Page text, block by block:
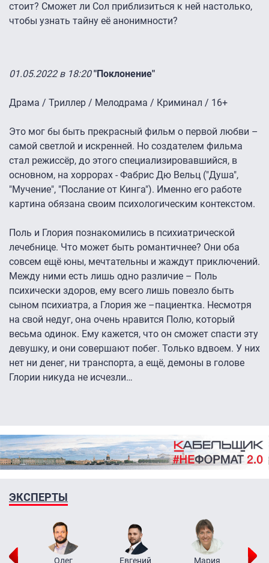
стоит? Сможет ли Сол приблизиться к ней настолько,
чтобы узнать тайну её анонимности?
01.05.2022 в 18:20 "Поклонение"
Драма / Триллер / Мелодрама / Криминал / 16+
Это мог бы быть прекрасный фильм о первой любви –
самой светлой и искренней. Но создателем фильма
стал режиссёр, до этого специализировавшийся, в
основном, на хоррорах - Фабрис Дю Вельц ("Душа",
"Мучение", "Послание от Кинга"). Именно его работе
картина обязана своим психологическим контекстом.
Поль и Глория познакомились в психиатрической
лечебнице. Что может быть романтичнее? Они оба
совсем ещё юны, мечтательны и жаждут приключений.
Между ними есть лишь одно различие – Поль
психически здоров, ему всего лишь повезло быть
сыном психиатра, а Глория же –пациентка. Несмотря
на свой недуг, она очень нравится Полю, который
весьма одинок. Ему кажется, что он сможет спасти эту
девушку, и они совершают побег. Только вдвоем. У них
нет ни денег, ни транспорта, а ещё, демоны в голове
Глории никуда не исчезли…
ЭКСПЕРТЫ
Олег
Евгений
Мария